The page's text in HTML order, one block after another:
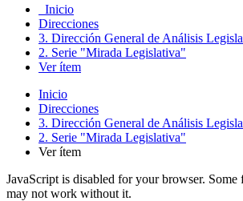
Inicio
Direcciones
3. Dirección General de Análisis
2. Serie "Mirada Legislativa"
Ver ítem
Inicio
Direcciones
3. Dirección General de Análisis
2. Serie "Mirada Legislativa"
Ver ítem
JavaScript is disabled for your browser. Some
may not work without it.